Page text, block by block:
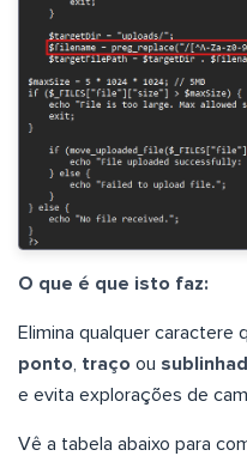
O que é que isto faz:
Elimina qualquer caractere
ponto, traço ou
e evita explorações de
Vê a tabela abaixo para